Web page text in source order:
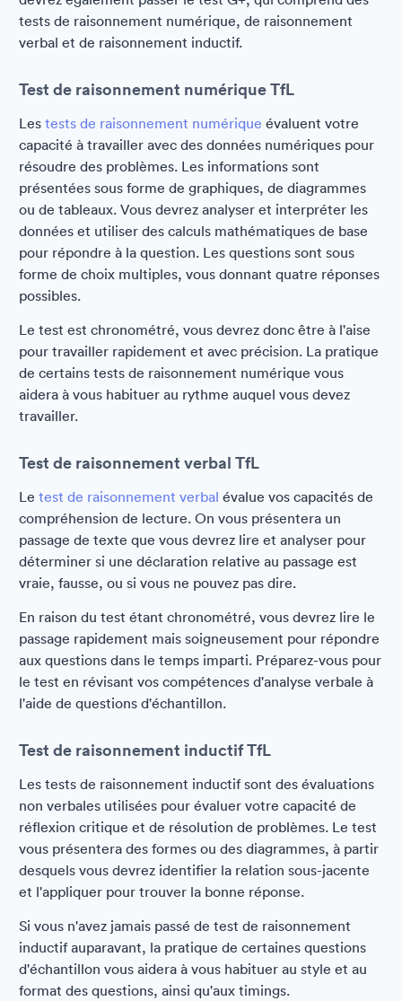
tests de raisonnement numérique, de raisonnement
verbal et de raisonnement inductif.
Test de raisonnement numérique TfL
Les tests de raisonnement numérique évaluent votre
capacité à travailler avec des données numériques pour
résoudre des problèmes. Les informations sont
présentées sous forme de graphiques, de diagrammes
ou de tableaux. Vous devrez analyser et interpréter les
données et utiliser des calculs mathématiques de base
pour répondre à la question. Les questions sont sous
forme de choix multiples, vous donnant quatre réponses
possibles.
Le test est chronométré, vous devrez donc être à l'aise
pour travailler rapidement et avec précision. La pratique
de certains tests de raisonnement numérique vous
aidera à vous habituer au rythme auquel vous devez
travailler.
Test de raisonnement verbal TfL
Le test de raisonnement verbal évalue vos capacités de
compréhension de lecture. On vous présentera un
passage de texte que vous devrez lire et analyser pour
déterminer si une déclaration relative au passage est
vraie, fausse, ou si vous ne pouvez pas dire.
En raison du test étant chronométré, vous devrez lire le
passage rapidement mais soigneusement pour répondre
aux questions dans le temps imparti. Préparez-vous pour
le test en révisant vos compétences d'analyse verbale à
l'aide de questions d'échantillon.
Test de raisonnement inductif TfL
Les tests de raisonnement inductif sont des évaluations
non verbales utilisées pour évaluer votre capacité de
réflexion critique et de résolution de problèmes. Le test
vous présentera des formes ou des diagrammes, à partir
desquels vous devrez identifier la relation sous-jacente
et l'appliquer pour trouver la bonne réponse.
Si vous n'avez jamais passé de test de raisonnement
inductif auparavant, la pratique de certaines questions
d'échantillon vous aidera à vous habituer au style et au
format des questions, ainsi qu'aux timings.